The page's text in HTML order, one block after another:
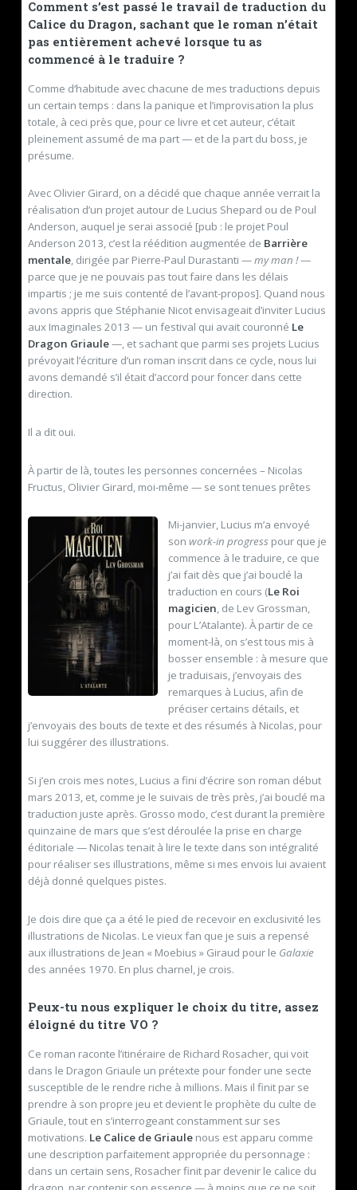
Comment s’est passé le travail de traduction du
Calice du Dragon, sachant que le roman n’était
pas entièrement achevé lorsque tu as
commencé à le traduire ?
Comme d‘habitude avec chacune de mes traductions depuis
un certain temps : dans la panique et l’improvisation la plus
totale, à ceci près que, pour ce livre et cet auteur, c’était
pleinement assumé de ma part — et de la part du boss, je
présume.
Avec Olivier Girard, on a décidé que chaque année verrait la
réalisation d’un projet autour de Lucius Shepard ou de Poul
Anderson, auquel je serai associé [pub : le projet Poul
Anderson 2013, c’est la réédition augmentée de Barrière
mentale, dirigée par Pierre-Paul Durastanti —my man !—
parce que je ne pouvais pas tout faire dans les délais
impartis ; je me suis contenté de l’avant-propos]. Quand nous
avons appris que Stéphanie Nicot envisageait d’inviter Lucius
aux Imaginales 2013 — un festival qui avait couronné Le
Dragon Griaule—, et sachant que parmi ses projets Lucius
prévoyait l’écriture d’un roman inscrit dans ce cycle, nous lui
avons demandé s’il était d’accord pour foncer dans cette
direction.
Il a dit oui.
À partir de là, toutes les personnes concernées – Nicolas
Fructus, Olivier Girard, moi-même — se sont tenues prêtes
Mi-janvier, Lucius m’a envoyé
son work-in progresspour que je
commence à le traduire, ce que
j’ai fait dès que j’ai bouclé la
traduction en cours (Le Roi
magicien, de Lev Grossman,
pour L’Atalante). À partir de ce
moment-là, on s’est tous mis à
bosser ensemble : à mesure que
je traduisais, j’envoyais des
remarques à Lucius, afin de
préciser certains détails, et
j’envoyais des bouts de texte et des résumés à Nicolas, pour
lui suggérer des illustrations.
Si j’en crois mes notes, Lucius a fini d’écrire son roman début
mars 2013, et, comme je le suivais de très près, j’ai bouclé ma
traduction juste après. Grosso modo, c’est durant la première
quinzaine de mars que s’est déroulée la prise en charge
éditoriale — Nicolas tenait à lire le texte dans son intégralité
pour réaliser ses illustrations, même si mes envois lui avaient
déjà donné quelques pistes.
Je dois dire que ça a été le pied de recevoir en exclusivité les
illustrations de Nicolas. Le vieux fan que je suis a repensé
aux illustrations de Jean « Moebius » Giraud pour le Galaxie
des années 1970. En plus charnel, je crois.
Peux-tu nous expliquer le choix du titre, assez
éloigné du titre VO ?
Ce roman raconte l’itinéraire de Richard Rosacher, qui voit
dans le Dragon Griaule un prétexte pour fonder une secte
susceptible de le rendre riche à millions. Mais il finit par se
prendre à son propre jeu et devient le prophète du culte de
Griaule, tout en s’interrogeant constamment sur ses
motivations. Le Calice de Griaule nous est apparu comme
une description parfaitement appropriée du personnage :
dans un certain sens, Rosacher finit par devenir le calice du